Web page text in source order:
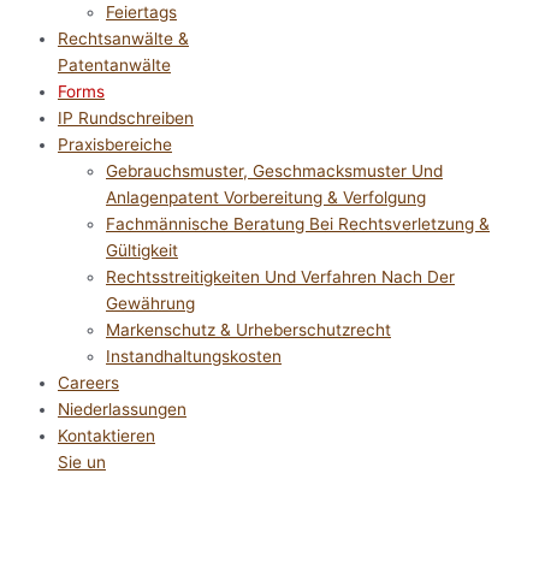
Feiertags
Rechtsanwälte &
Patentanwälte
Forms
IP Rundschreiben
Praxisbereiche
Gebrauchsmuster, Geschmacksmuster Und
Anlagenpatent Vorbereitung & Verfolgung
Fachmännische Beratung Bei Rechtsverletzung &
Gültigkeit
Rechtsstreitigkeiten Und Verfahren Nach Der
Gewährung
Markenschutz & Urheberschutzrecht
Instandhaltungskosten
Careers
Niederlassungen
Kontaktieren
Sie un